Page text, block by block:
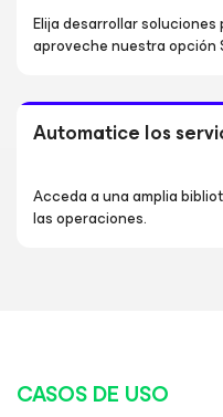
Elija desarrollar
aproveche nuestra opción
Automatice los
Acceda a una amplia
las operaciones.
CASOS DE USO